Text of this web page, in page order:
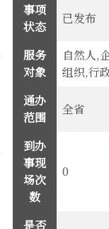
事项
状态
已发布
服务
对象
自然人,
组织,行
通办
范围
全省
到办
事现
场次
数
0
是否